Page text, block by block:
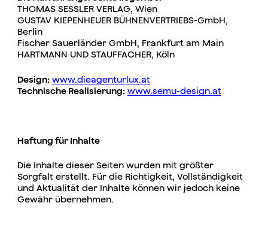
THOMAS SESSLER VERLAG, Wien
GUSTAV KIEPENHEUER BÜHNENVERTRIEBS-GmbH,
Berlin
Fischer Sauerländer GmbH, Frankfurt am Main
HARTMANN UND STAUFFACHER, Köln
Design: www.dieagenturlux.at
Technische Realisierung: www.semu-design.at
Haftung für Inhalte
Die Inhalte dieser Seiten wurden mit größter
Sorgfalt erstellt. Für die Richtigkeit, Vollständigkeit
und Aktualität der Inhalte können wir jedoch keine
Gewähr übernehmen.